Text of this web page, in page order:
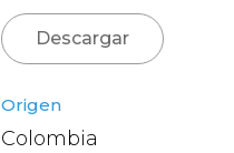
Descargar
Origen
Colombia